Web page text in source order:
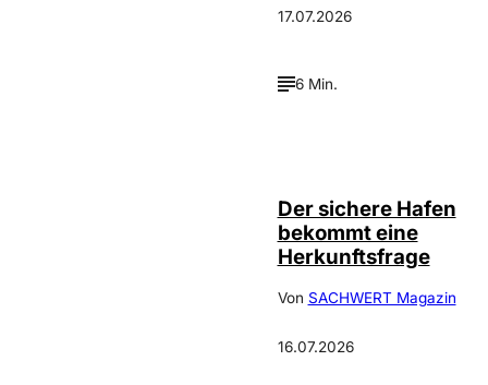
17.07.2026
6 Min.
Der sichere Hafen
bekommt eine
Herkunftsfrage
Von SACHWERT Magazin
16.07.2026